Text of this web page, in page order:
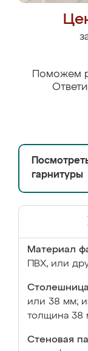
Поможем
гарнитуры
Материал
ПВХ, или
или 38 мм;
толщина 38
Стеновая